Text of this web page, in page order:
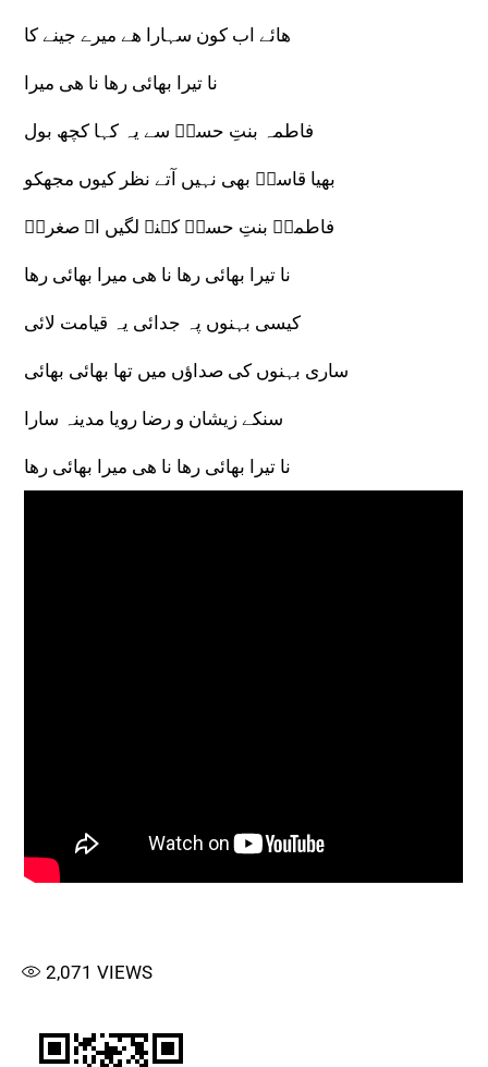
ھائے اب کون سہارا ھے میرے جینے کا
نا تیرا بھائی رھا نا ھی میرا
فاطمہ بنتِ حسنؑ سے یہ کہا کچھ بول
بھیا قاسمؑ بھی نہیں آتے نظر کیوں مجھکو
فاطمہؑ بنتِ حسنؑ کہنے لگیں اے صغراؑ
نا تیرا بھائی رھا نا ھی میرا بھائی رھا
کیسی بہنوں پہ جدائی یہ قیامت لائی
ساری بہنوں کی صداؤں میں تھا بھائی بھائی
سنکے زیشان و رضا رویا مدینہ سارا
نا تیرا بھائی رھا نا ھی میرا بھائی رھا
2,071 VIEWS